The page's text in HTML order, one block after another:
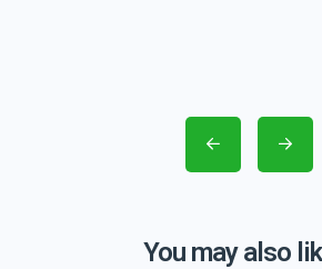
You may also